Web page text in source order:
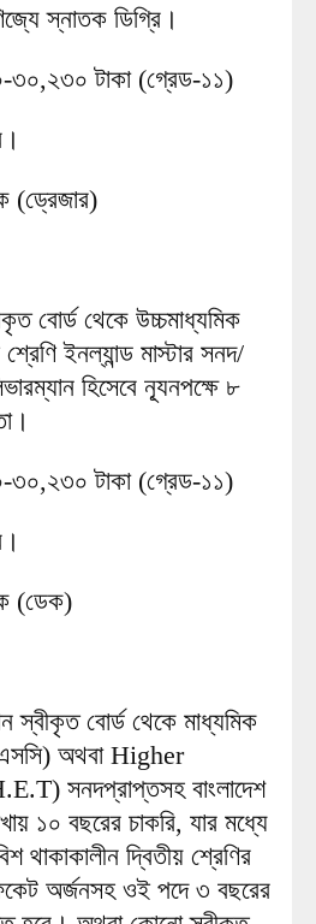
স্নাতক ডিগ্রি।
টাকা (গ্রেড-১১)
(ড্রেজার)
বোর্ড থেকে উচ্চমাধ্যমিক
ইনল্যান্ড মাস্টার সনদ/
হিসেবে ন্যূনপক্ষে ৮
টাকা (গ্রেড-১১)
(ডেক)
স্বীকৃত বোর্ড থেকে মাধ্যমিক
অথবা Higher
সনদপ্রাপ্তসহ বাংলাদেশ
১০ বছরের চাকরি, যার মধ্যে
থাকাকালীন দ্বিতীয় শ্রেণির
অর্জনসহ ওই পদে ৩ বছরের